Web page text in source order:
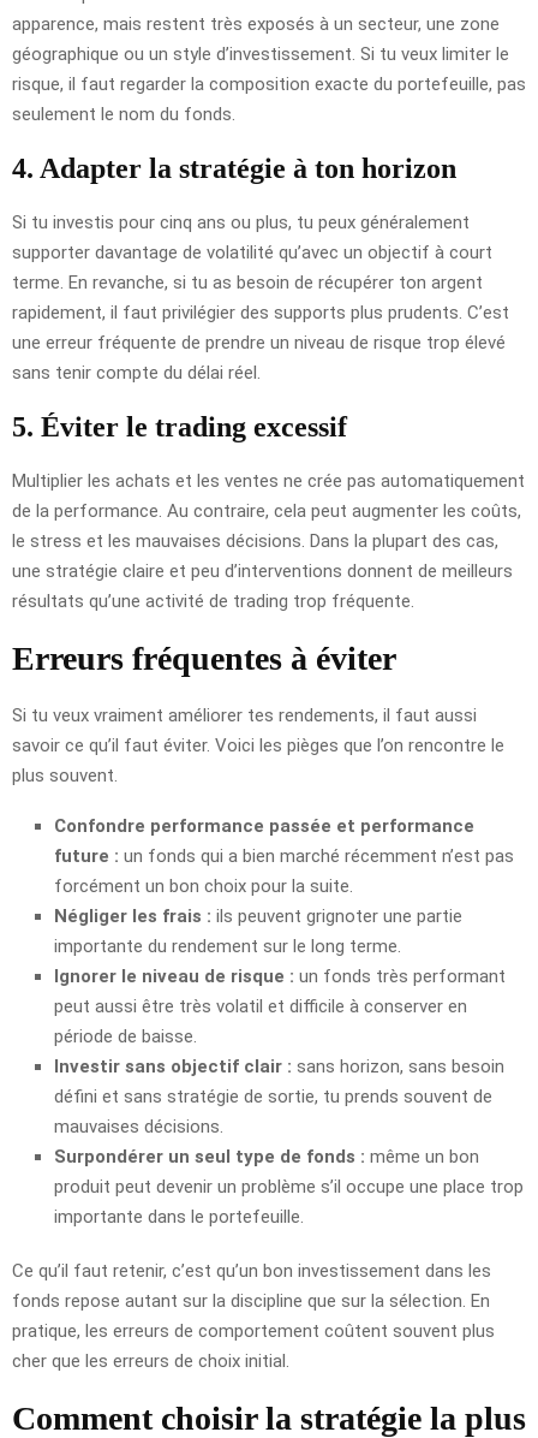
apparence, mais restent très exposés à un secteur, une zone
géographique ou un style d’investissement. Si tu veux limiter le
risque, il faut regarder la composition exacte du portefeuille, pas
seulement le nom du fonds.
4. Adapter la stratégie à ton horizon
Si tu investis pour cinq ans ou plus, tu peux généralement
supporter davantage de volatilité qu’avec un objectif à court
terme. En revanche, si tu as besoin de récupérer ton argent
rapidement, il faut privilégier des supports plus prudents. C’est
une erreur fréquente de prendre un niveau de risque trop élevé
sans tenir compte du délai réel.
5. Éviter le trading excessif
Multiplier les achats et les ventes ne crée pas automatiquement
de la performance. Au contraire, cela peut augmenter les coûts,
le stress et les mauvaises décisions. Dans la plupart des cas,
une stratégie claire et peu d’interventions donnent de meilleurs
résultats qu’une activité de trading trop fréquente.
Erreurs fréquentes à éviter
Si tu veux vraiment améliorer tes rendements, il faut aussi
savoir ce qu’il faut éviter. Voici les pièges que l’on rencontre le
plus souvent.
Confondre performance passée et performance
future : un fonds qui a bien marché récemment n’est pas
forcément un bon choix pour la suite.
Négliger les frais : ils peuvent grignoter une partie
importante du rendement sur le long terme.
Ignorer le niveau de risque : un fonds très performant
peut aussi être très volatil et difficile à conserver en
période de baisse.
Investir sans objectif clair : sans horizon, sans besoin
défini et sans stratégie de sortie, tu prends souvent de
mauvaises décisions.
Surpondérer un seul type de fonds : même un bon
produit peut devenir un problème s’il occupe une place trop
importante dans le portefeuille.
Ce qu’il faut retenir, c’est qu’un bon investissement dans les
fonds repose autant sur la discipline que sur la sélection. En
pratique, les erreurs de comportement coûtent souvent plus
cher que les erreurs de choix initial.
Comment choisir la stratégie la plus